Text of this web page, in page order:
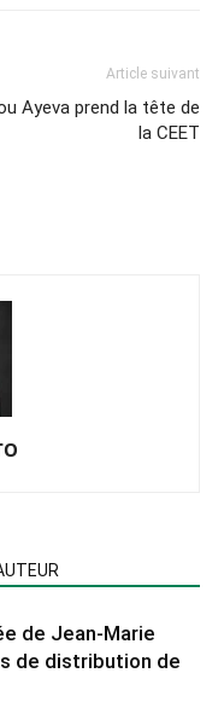
Article suivant
Ayeva prend la tête de
la CEET
de Jean-Marie
de distribution de